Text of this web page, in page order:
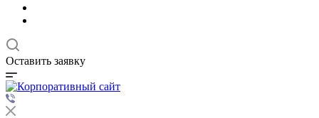
Оставить заявку